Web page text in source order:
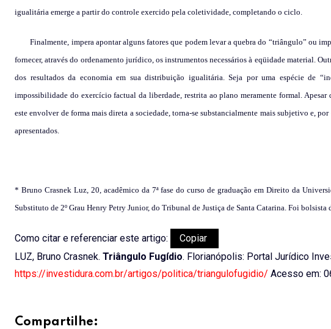
igualitária emerge a partir do controle exercido pela coletividade, completando o ciclo.
Finalmente, impera apontar alguns fatores que podem levar a quebra do “triângulo” ou
fornecer, através do ordenamento jurídico, os instrumentos necessários à eqüidade material.
dos resultados da economia em sua distribuição igualitária. Seja por uma espécie de
impossibilidade do exercício factual da liberdade, restrita ao plano meramente formal.
este envolver de forma mais direta a sociedade, torna-se substancialmente mais subjetivo e,
apresentados.
* Bruno Crasnek Luz, 20, acadêmico da 7ª fase do curso de graduação em Direito da
Substituto de 2º Grau Henry Petry Junior, do Tribunal de Justiça de Santa Catarina. Foi
Como citar e referenciar este artigo:
Copiar
LUZ, Bruno Crasnek. Triângulo Fugídio. Florianópolis: Portal Jurídico
https://investidura.com.br/artigos/politica/triangulofugidio/ Acesso em:
Compartilhe: